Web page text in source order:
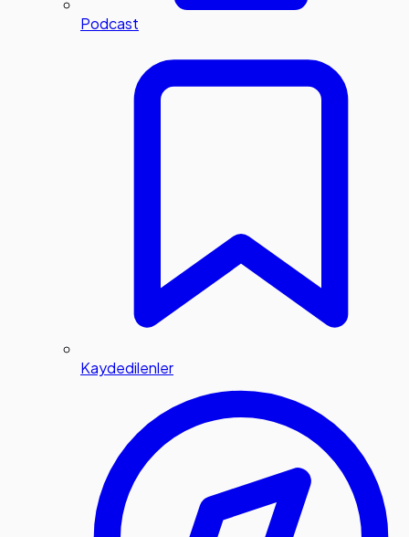
Podcast
Kaydedilenler